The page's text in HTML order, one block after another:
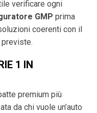
verificare ogni
GMP prima
coerenti con il
1 IN
premium più
da chi vuole un’auto